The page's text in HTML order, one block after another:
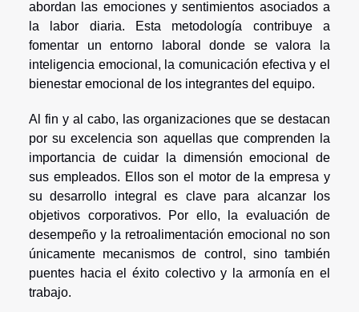
abordan las emociones y sentimientos asociados a
la labor diaria. Esta metodología contribuye a
fomentar un entorno laboral donde se valora la
inteligencia emocional, la comunicación efectiva y el
bienestar emocional de los integrantes del equipo.
Al fin y al cabo, las organizaciones que se destacan
por su excelencia son aquellas que comprenden la
importancia de cuidar la dimensión emocional de
sus empleados. Ellos son el motor de la empresa y
su desarrollo integral es clave para alcanzar los
objetivos corporativos. Por ello, la evaluación de
desempeño y la retroalimentación emocional no son
únicamente mecanismos de control, sino también
puentes hacia el éxito colectivo y la armonía en el
trabajo.